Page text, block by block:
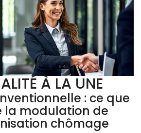
À LA UNE
: ce que
la modulation de
chômage